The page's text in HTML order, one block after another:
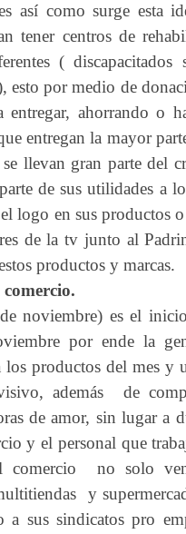
así como surge esta
tener centros de
( discapacitados
esto por medio de
ahorrando o
entregan la mayor
llevan gran parte del
de sus utilidades a
logo en sus productos
de la tv junto al
productos y marcas.
noviembre) es el
por ende la
los productos del mes y
además de
de amor, sin lugar a
y el personal que
comercio no solo
y
sus sindicatos pro